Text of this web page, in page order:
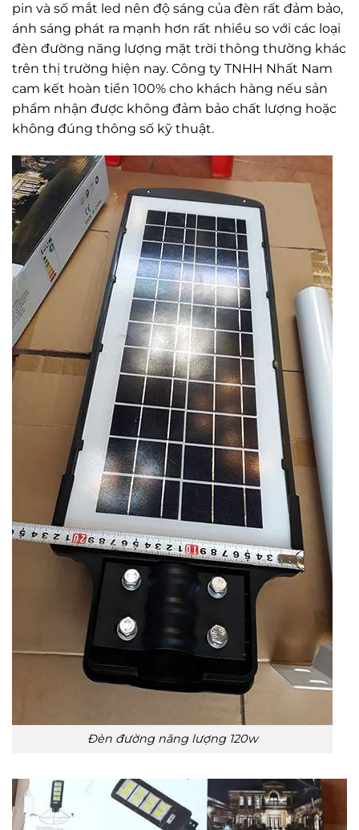
pin và số mắt led nên độ sáng của đèn rất đảm bảo,
ánh sáng phát ra mạnh hơn rất nhiều so với các loại
đèn đường năng lượng mặt trời thông thường khác
trên thị trường hiện nay. Công ty TNHH Nhất Nam
cam kết hoàn tiền 100% cho khách hàng nếu sản
phẩm nhận được không đảm bảo chất lượng hoặc
không đúng thông số kỹ thuật.
Đèn đường năng lượng 120w